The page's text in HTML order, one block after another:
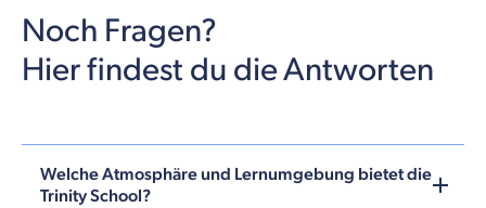
Noch Fragen?
Hier findest du die Antworten
Welche Atmosphäre und Lernumgebung bietet die
Trinity School?